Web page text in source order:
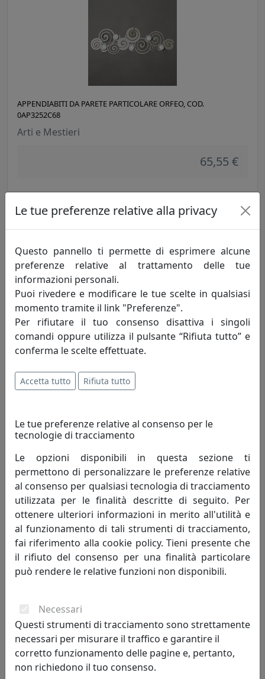
APPENDIABITI DA PARETE PARTICOLARE ORFEO, COD.
0AP3252C68
Arti e Mestieri
65,55 €
APPENDIABITI DA PARETE PARTICOLARE ORFEO, COD.
0AP3252C18
Arti e Mestieri
APPENDIABITI DA PARETE PARTICOLARE ORFEO, COD.
0AP3252C26
Arti e Mestieri
Le tue preferenze relative alla privacy
Questo pannello ti permette di esprimere alcune
preferenze relative al trattamento delle tue
informazioni personali.
Puoi rivedere e modificare le tue scelte in qualsiasi
momento tramite il link "Preferenze".
Per rifiutare il tuo consenso disattiva i singoli
comandi oppure utilizza il pulsante “Rifiuta tutto” e
conferma le scelte effettuate.
Accetta tutto Rifiuta tutto
Le tue preferenze relative al consenso per le
tecnologie di tracciamento
Le opzioni disponibili in questa sezione ti
permettono di personalizzare le preferenze relative
al consenso per qualsiasi tecnologia di tracciamento
utilizzata per le finalità descritte di seguito. Per
ottenere ulteriori informazioni in merito all'utilità e
al funzionamento di tali strumenti di tracciamento,
fai riferimento alla cookie policy. Tieni presente che
il rifiuto del consenso per una finalità particolare
può rendere le relative funzioni non disponibili.
Necessari
Questi strumenti di tracciamento sono strettamente
necessari per misurare il traffico e garantire il
corretto funzionamento delle pagine e, pertanto,
non richiedono il tuo consenso.